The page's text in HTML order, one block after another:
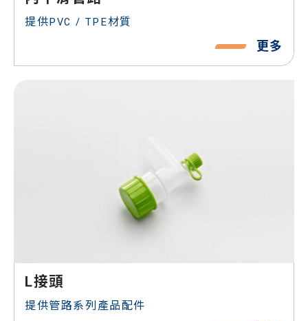
提供PVC / TPE材質
更多
L接頭
提供管路系列產品配件